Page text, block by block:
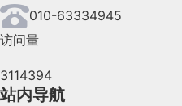
2024年6月(63)
2024年4月(44)
010-63334945
访问量
3114394
站内导航